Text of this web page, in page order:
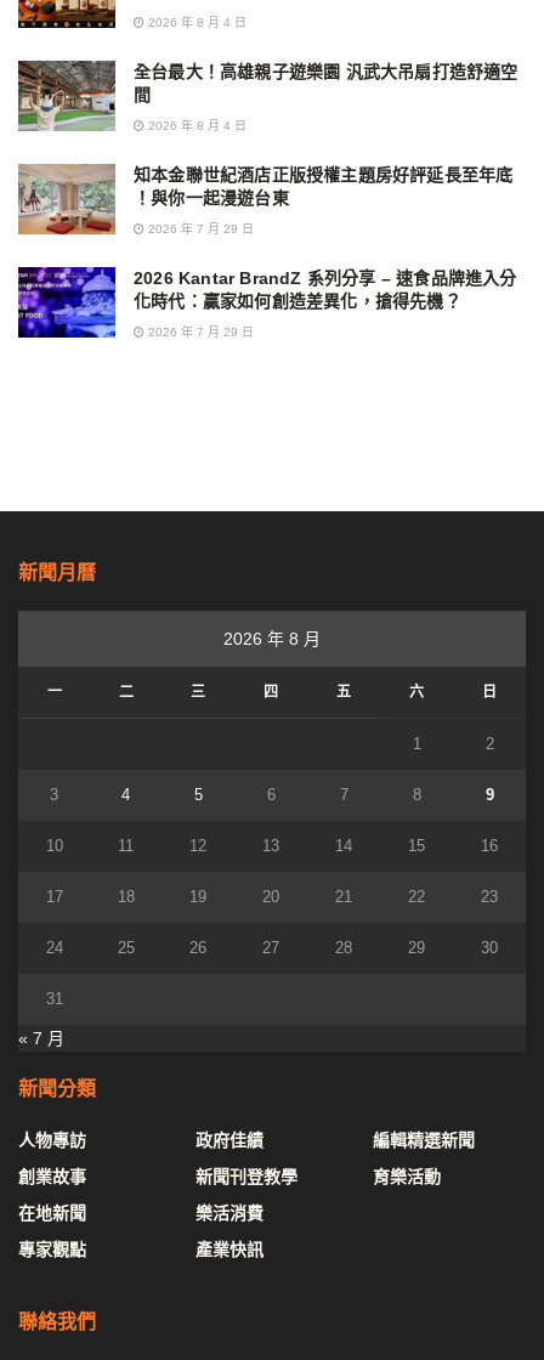
2026 年 8 月 4 日
全台最大！高雄親子遊樂園 汎武大吊扇打造舒適空
間
2026 年 8 月 4 日
知本金聯世紀酒店正版授權主題房好評延長至年底
！與你一起漫遊台東
2026 年 7 月 29 日
2026 Kantar BrandZ 系列分享 – 速食品牌進入分
化時代：贏家如何創造差異化，搶得先機？
2026 年 7 月 29 日
新聞月曆
2026 年 8 月
一 二 三 四 五 六 日
1 2
3 4 5 6 7 8 9
10 11 12 13 14 15 16
17 18 19 20 21 22 23
24 25 26 27 28 29 30
31
« 7 月
新聞分類
人物專訪
創業故事
在地新聞
專家觀點
政府佳績
新聞刊登教學
樂活消費
產業快訊
編輯精選新聞
育樂活動
聯絡我們